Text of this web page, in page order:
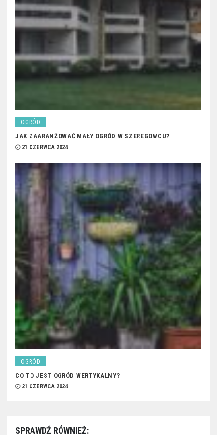
OGRÓD
JAK ZAARANŻOWAĆ MAŁY OGRÓD W SZEREGOWCU?
21 CZERWCA 2024
OGRÓD
CO TO JEST OGRÓD WERTYKALNY?
21 CZERWCA 2024
SPRAWDŹ RÓWNIEŻ: